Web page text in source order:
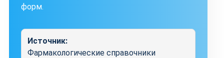
форм.
Источник:
Фармакологические справочники